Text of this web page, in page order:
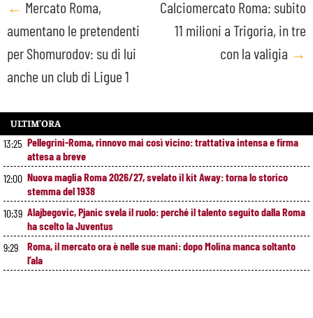
Post
navigation
← Mercato Roma,
aumentano le pretendenti
per Shomurodov: su di lui
anche un club di Ligue 1
Calciomercato Roma: subito
11 milioni a Trigoria, in tre
con la valigia →
ULTIM’ORA
13:25 Pellegrini-Roma, rinnovo mai così vicino: trattativa intensa e firma
attesa a breve
12:00 Nuova maglia Roma 2026/27, svelato il kit Away: torna lo storico
stemma del 1938
10:39 Alajbegovic, Pjanic svela il ruolo: perché il talento seguito dalla Roma
ha scelto la Juventus
9:29
Roma, il mercato ora è nelle sue mani: dopo Molina manca soltanto
l’ala